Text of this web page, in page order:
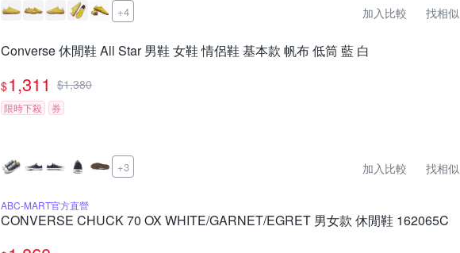
+4 加入比較 找相似
Converse 休閒鞋 All Star 男鞋 女鞋 情侶鞋 基本款 帆布 低筒 藍 白
$1,311 $1,380
限時下殺 券
+3 加入比較 找相似
ABC-MART官方直營
CONVERSE CHUCK 70 OX WHITE/GARNET/EGRET 男女款 休閒鞋 162065C